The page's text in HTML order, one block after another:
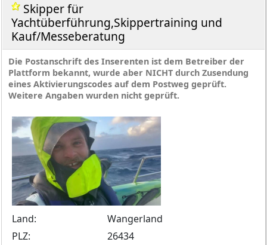
Skipper für
Yachtüberführung,Skippertraining und
Kauf/Messeberatung
Die Postanschrift des Inserenten ist dem Betreiber der
Plattform bekannt, wurde aber NICHT durch Zusendung
eines Aktivierungscodes auf dem Postweg geprüft.
Weitere Angaben wurden nicht geprüft.
Land:
Wangerland
PLZ:
26434